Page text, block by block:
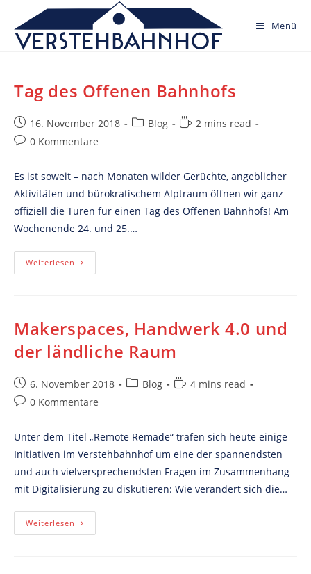
content
Menü
Tag des Offenen Bahnhofs
Post
published:
16. November 2018
PostBlog
Reading
2 mins read
Post0 Kommentare
Es ist soweit – nach Monaten wilder Gerüchte, angeblicher
Aktivitäten und bürokratischem Alptraum öffnen wir ganz
offiziell die Türen für einen Tag des Offenen Bahnhofs! Am
Wochenende 24. und 25.…
Weiterlesen Tag
Des
Makerspaces, Handwerk 4.0 und
der ländliche Raum
Post
published:
6. November 2018
PostBlog
Reading
4 mins read
Post0 Kommentare
Unter dem Titel „Remote Remade“ trafen sich heute einige
Initiativen im Verstehbahnhof um eine der spannendsten
und auch vielversprechendsten Fragen im Zusammenhang
mit Digitalisierung zu diskutieren: Wie verändert sich die…
Weiterlesen Makerspaces,
Handwerk